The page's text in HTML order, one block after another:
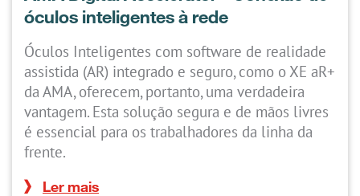
óculos inteligentes à rede
Óculos Inteligentes com software de realidade
assistida (AR) integrado e seguro, como o XE aR+
da AMA, oferecem, portanto, uma verdadeira
vantagem. Esta solução segura e de mãos livres
é essencial para os trabalhadores da linha da
frente.
Ler mais